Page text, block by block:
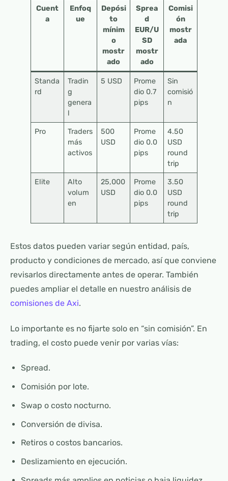
Cuent
a
Enfoq
ue
Depósi
to
mínim
o
mostr
ado
Sprea
d
EUR/U
SD
mostr
ado
Comisi
ón
mostr
ada
Standa
rd
Tradin
g
genera
l
5 USD
Prome
dio 0.7
pips
Sin
comisió
n
Pro
Traders
más
activos
500
USD
Prome
dio 0.0
pips
4.50
USD
round
trip
Elite
Alto
volum
en
25,000
USD
Prome
dio 0.0
pips
3.50
USD
round
trip
Estos datos pueden variar según entidad, país,
producto y condiciones de mercado, así que conviene
revisarlos directamente antes de operar. También
puedes ampliar el detalle en nuestro análisis de
comisiones de Axi.
Lo importante es no fijarte solo en “sin comisión”. En
trading, el costo puede venir por varias vías:
Spread.
Comisión por lote.
Swap o costo nocturno.
Conversión de divisa.
Retiros o costos bancarios.
Deslizamiento en ejecución.